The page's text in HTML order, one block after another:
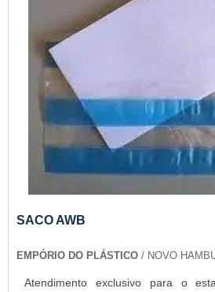
SACO AWB
EMPÓRIO DO PLÁSTICO / NOVO
Atendimento exclusivo para o